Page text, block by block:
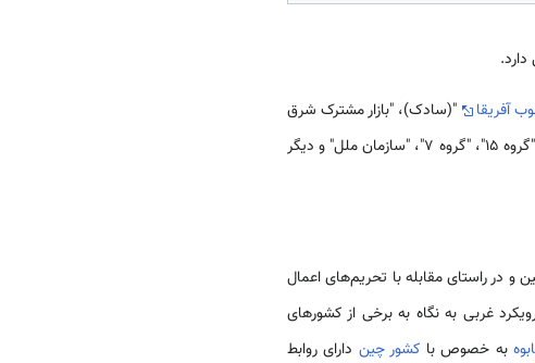
آفریقا
"(سادک)، "بازار مشترک شرق
و جنوب آفریقا"(کمسا)، "اتحادیه آفریقا"، "سازمان توسعه مشارکت نوین آفریقا" (نپاد)،"جنبش غیر متعهدها"، "گروه 15"، "گروه 7"، "سازمان ملل" و دیگر
و در راستای مقابله با تحریم‌های اعمال
غربی به نگاه به برخی از کشورهای
به خصوص با کشور چین دارای روابط